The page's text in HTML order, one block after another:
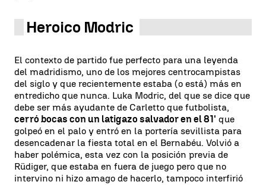
Heroico Modric
El contexto de partido fue perfecto para una leyenda
del madridismo, uno de los mejores centrocampistas
del siglo y que recientemente estaba (o está) más en
entredicho que nunca. Luka Modric, del que se dice que
debe ser más ayudante de Carletto que futbolista,
cerró bocas con un latigazo salvador en el 81' que
golpeó en el palo y entró en la portería sevillista para
desencadenar la fiesta total en el Bernabéu. Volvió a
haber polémica, esta vez con la posición previa de
Rüdiger, que estaba en fuera de juego pero que no
intervino ni hizo amago de hacerlo, tampoco interfirió